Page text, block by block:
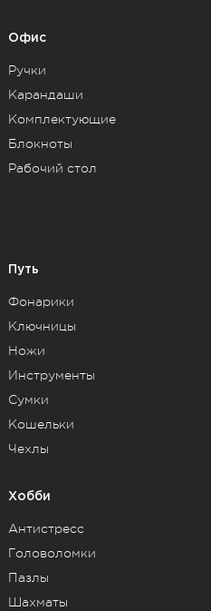
Офис
Ручки
Карандаши
Комплектующие
Блокноты
Рабочий стол
Путь
Фонарики
Ключницы
Ножи
Инструменты
Сумки
Кошельки
Чехлы
Хобби
Антистресс
Головоломки
Пазлы
Шахматы